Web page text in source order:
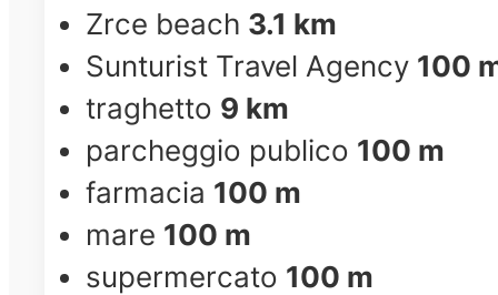
Zrce beach 3.1 km
Sunturist Travel Agency 100
traghetto 9 km
parcheggio publico 100 m
farmacia 100 m
mare 100 m
supermercato 100 m